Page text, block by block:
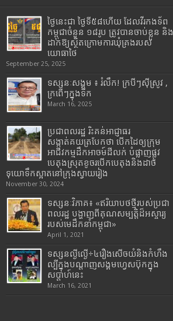
ថ្ងៃនេះជា ថ្ងៃទី៥៨ហើយ ដែលវីរកងទ័ព
កម្ពុជាចំនួន ១៨រូប ត្រូវបានចាប់ខ្លួន និង
ដាក់ឱ្យស្ថិតក្រោមការឃុំគ្រងរបស់
យោធាថៃ
September 25, 2025
ទស្សនៈសង្គម ៖ រំលឹក! ក្របីៗស៊ីស្រូវ ,
ក្រពើៗក្នុងទឹក
March 16, 2025
ប្រជាពលរដ្ឋ រិះគន់អាជ្ញាធរ
សង្កាត់គយត្របែកថា បើកដៃឲ្យក្រុម
អាជីវកម្មដឹកអាចម៍ដីលក់ បំផ្លាញផ្លូវ
បេតុងស្រុតខូចរបើកបេតុងនិងដាច់
ទុយោទឹកស្អាតនៅក្រុងស្វាយរៀង
November 30, 2024
ទស្សនៈវិភាគ៖ «ឥរិយាបថថ្មីរបស់ប្រជា
ពលរដ្ឋ បង្ហាញពីគុណសម្បត្តិដ៏អស្ចារ្យ
របស់មេដឹកនាំកម្ពុជា»
April 1, 2021
ទស្សនល្ងីល្ងើ÷៤រឿងសើចយំនិងកំហឹង
ល្បីក្នុងបណ្តាញសង្គមហ្វេសប៊ុកក្នុង
សប្តាហ៍នេះ
March 16, 2021